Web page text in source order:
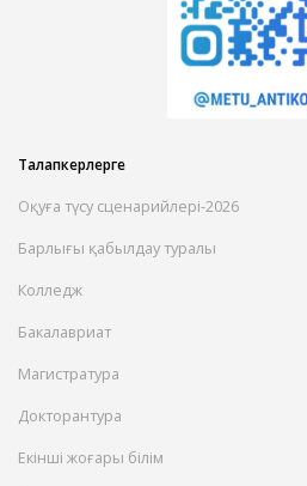
Талапкерлерге
Оқуға түсу сценарийлері-2026
Барлығы қабылдау туралы
Колледж
Бакалавриат
Магистратура
Докторантура
Екінші жоғары білім